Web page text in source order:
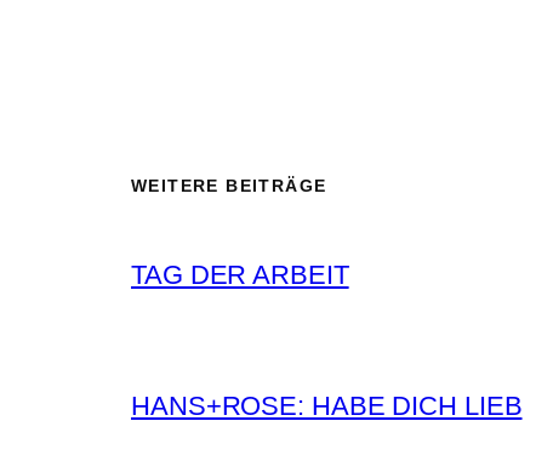
WEITERE BEITRÄGE
TAG DER ARBEIT
HANS+ROSE: HABE DICH LIEB